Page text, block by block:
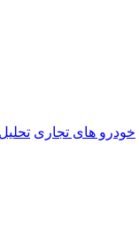
خودرو های تجاری تحلیل